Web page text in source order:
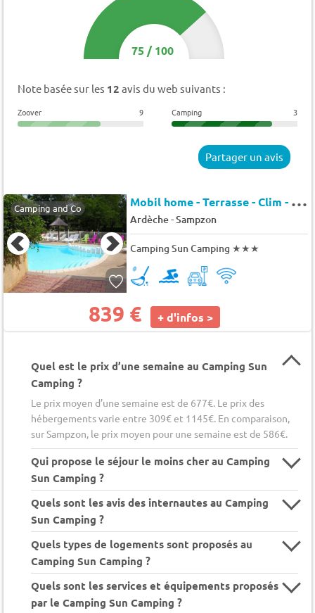
75 /100
Note basée sur les 12 avis du web suivants :
Zoover 9 Camping 3
Partager un avis
Camping and Co M
obil home - Terrasse - Clim - TV 6 pers.
Ardèche-Sampzon
Camping Sun Camping ★★★
839 € + d'infos >
Quel est le prix d’une semaine au Camping Sun
Camping ?
Le prix moyen d’une semaine est de 677€. Le prix des
hébergements varie entre 309€ et 1145€. En comparaison,
sur Sampzon, le prix moyen pour une semaine est de 586€.
Qui propose le séjour le moins cher au Camping
Sun Camping ?
Quels sont les avis des internautes au Camping
Sun Camping ?
Quels types de logements sont proposés au
Camping Sun Camping ?
Quels sont les services et équipements proposés
par le Camping Sun Camping ?